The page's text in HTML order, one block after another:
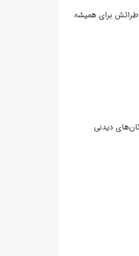
برای همیشه
دیدنی